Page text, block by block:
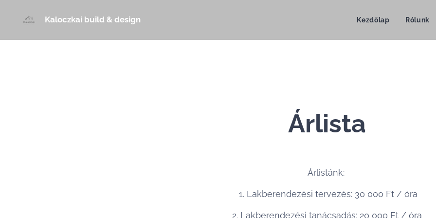
Kaloczkai build & design Kezdőlap Rólunk
Árlista
Árlistánk:
1. Lakberendezési tervezés: 30 000 Ft / óra
2. Lakberendezési tanácsadás: 20 000 Ft / óra